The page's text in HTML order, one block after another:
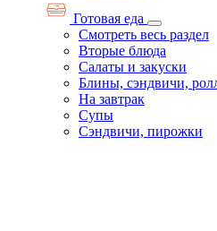
Готовая еда
Смотреть весь раздел
Вторые блюда
Салаты и закуски
Блины, сэндвичи,
На завтрак
Супы
Сэндвичи, пирожки